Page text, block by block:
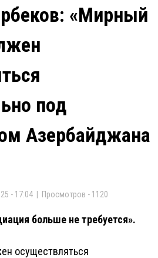
«Мирный
под
Азербайджана
- 17:04 | Просмотров - 1120
больше не требуется».
осуществляться